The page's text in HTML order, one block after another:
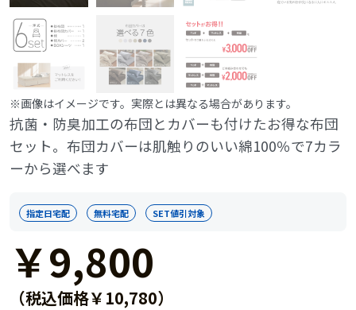
※画像はイメージです。実際とは異なる場合があります。
抗菌・防臭加工の布団とカバーも付けたお得な布団
セット。布団カバーは肌触りのいい綿100％で7カラ
ーから選べます
指定日宅配 無料宅配 SET値引対象
￥9,800
（税込価格￥10,780）